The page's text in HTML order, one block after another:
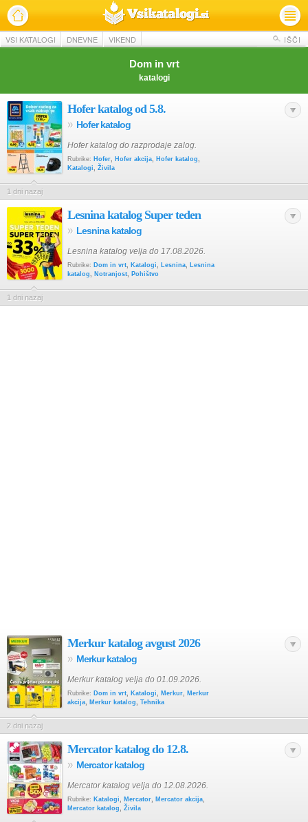
VSI KATALOGI DNEVNE VIKEND IŠČI
Dom in vrt
katalogi
Hofer katalog od 5.8.
» Hofer katalog
Hofer katalog do razprodaje zalog.
Rubrike: Hofer, Hofer akcija, Hofer katalog,
Katalogi, Živila
1 dni nazaj
Lesnina katalog Super teden
» Lesnina katalog
Lesnina katalog velja do 17.08.2026.
Rubrike: Dom in vrt, Katalogi, Lesnina, Lesnina
katalog, Notranjost, Pohištvo
1 dni nazaj
Merkur katalog avgust 2026
» Merkur katalog
Merkur katalog velja do 01.09.2026.
Rubrike: Dom in vrt, Katalogi, Merkur, Merkur
akcija, Merkur katalog, Tehnika
2 dni nazaj
Mercator katalog do 12.8.
» Mercator katalog
Mercator katalog velja do 12.08.2026.
Rubrike: Katalogi, Mercator, Mercator akcija,
Mercator katalog, Živila